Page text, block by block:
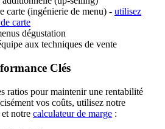
carte (ingénierie de menu) - utilisez
carte
dégustation
aux techniques de vente
Clés
ratios pour maintenir une rentabilité
vos coûts, utilisez notre
et notre calculateur de marge :